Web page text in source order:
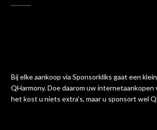
Bij elke aankoop via Sponsorkliks gaat een
QHarmony. Doe daarom uw internetaankopen
het kost u niets extra's, maar u sponsort wel